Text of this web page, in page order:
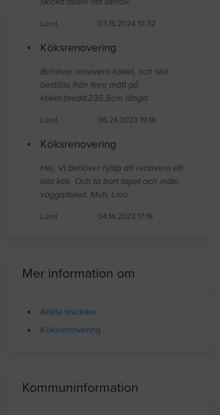
En av sidorna är nog lite krångligare att
bredvid stapeln med ugn och mikro. Kan
skicka bilder vid behov.
Köksrenovering
beställa från Ikea mått på
köket:bredd:235,5cm längd:
Köksrenovering
litet kök. Och ta bort tapet och måla
Mer information om